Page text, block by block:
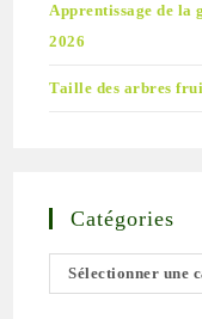
Apprentissage de la
2026
Taille des arbres
Catégories
Catégories
Sélectionner une